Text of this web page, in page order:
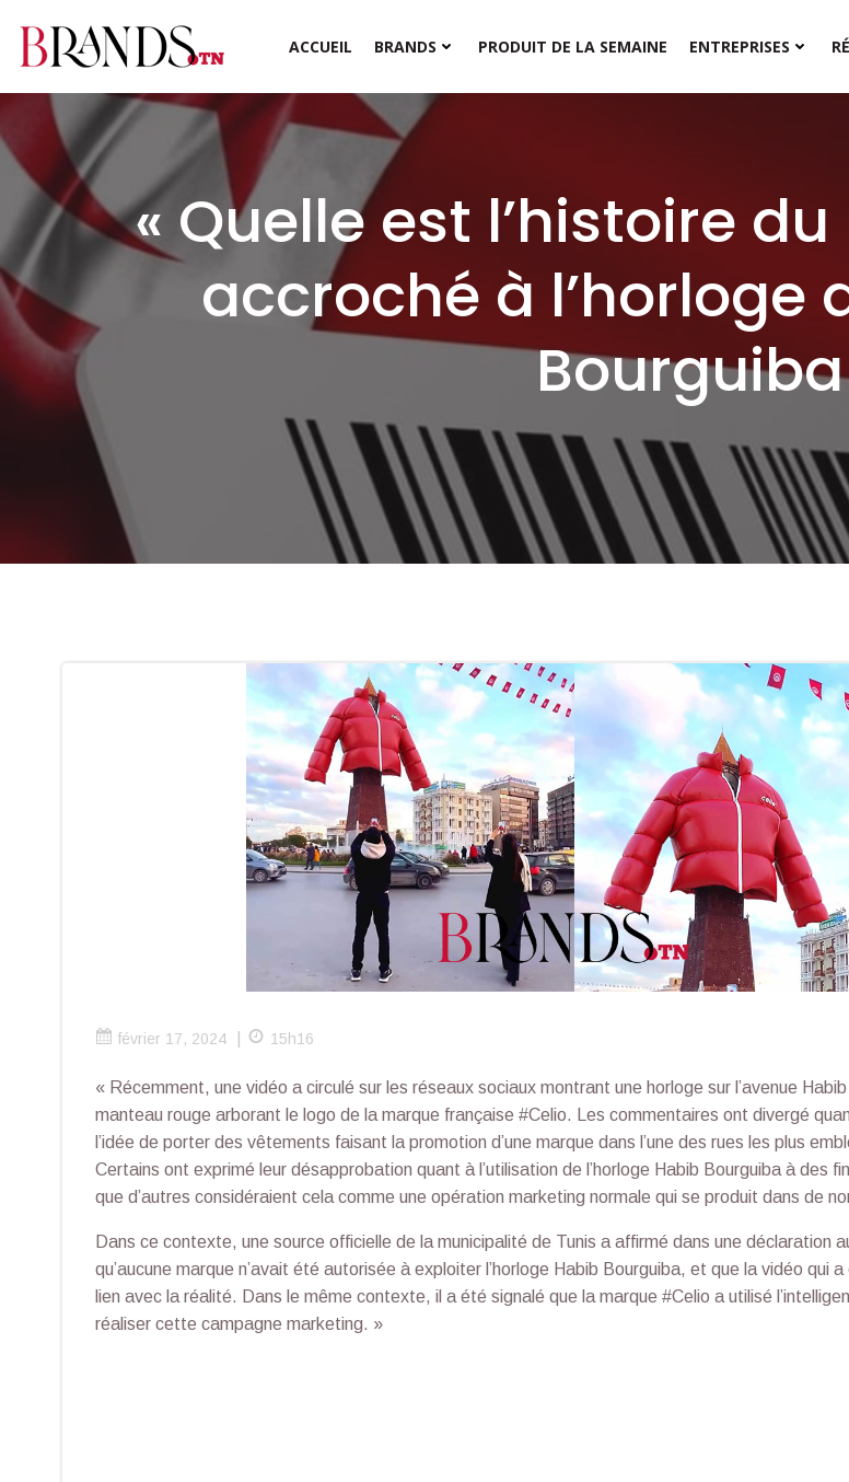
contenu
ACCUEIL BRANDS PRODUIT DE LA SEMAINE ENTREPRISES
« Quelle est l’histoire
accroché à l’horloge
Bourguiba
février 17, 2024 15h16
« Récemment, une vidéo a circulé sur les réseaux sociaux montrant une horloge sur l’avenue
manteau rouge arborant le logo de la marque française #Celio. Les commentaires ont divergé
l’idée de porter des vêtements faisant la promotion d’une marque dans l’une des rues les plus
Certains ont exprimé leur désapprobation quant à l’utilisation de l’horloge Habib Bourguiba à des
que d’autres considéraient cela comme une opération marketing normale qui se produit dans de
Dans ce contexte, une source officielle de la municipalité de Tunis a affirmé dans une déclaration
qu’aucune marque n’avait été autorisée à exploiter l’horloge Habib Bourguiba, et que la vidéo qui a
lien avec la réalité. Dans le même contexte, il a été signalé que la marque #Celio a utilisé
réaliser cette campagne marketing. »